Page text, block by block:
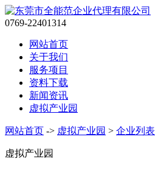
0769-22401314
网站首页
关于我们
服务项目
资料下载
新闻资讯
虚拟产业园
网站首页 -> 虚拟产业园 > 企业列表
虚拟产业园